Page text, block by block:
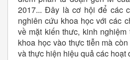
2017... Đây là cơ hội để các
nghiên cứu khoa học với các
về mặt kiến thưc, kinh
khoa học vào thực tiễn mà
và thực hiện hiệu quả các